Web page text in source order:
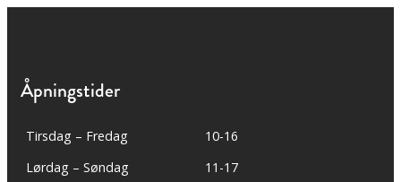
Åpningstider
Tirsdag – Fredag
10-16
Lørdag – Søndag
11-17